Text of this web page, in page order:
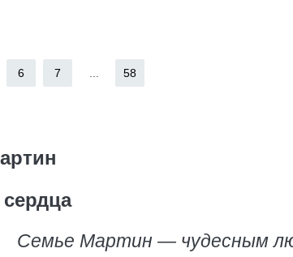
6 7 58
Семье Мартин — чудесным